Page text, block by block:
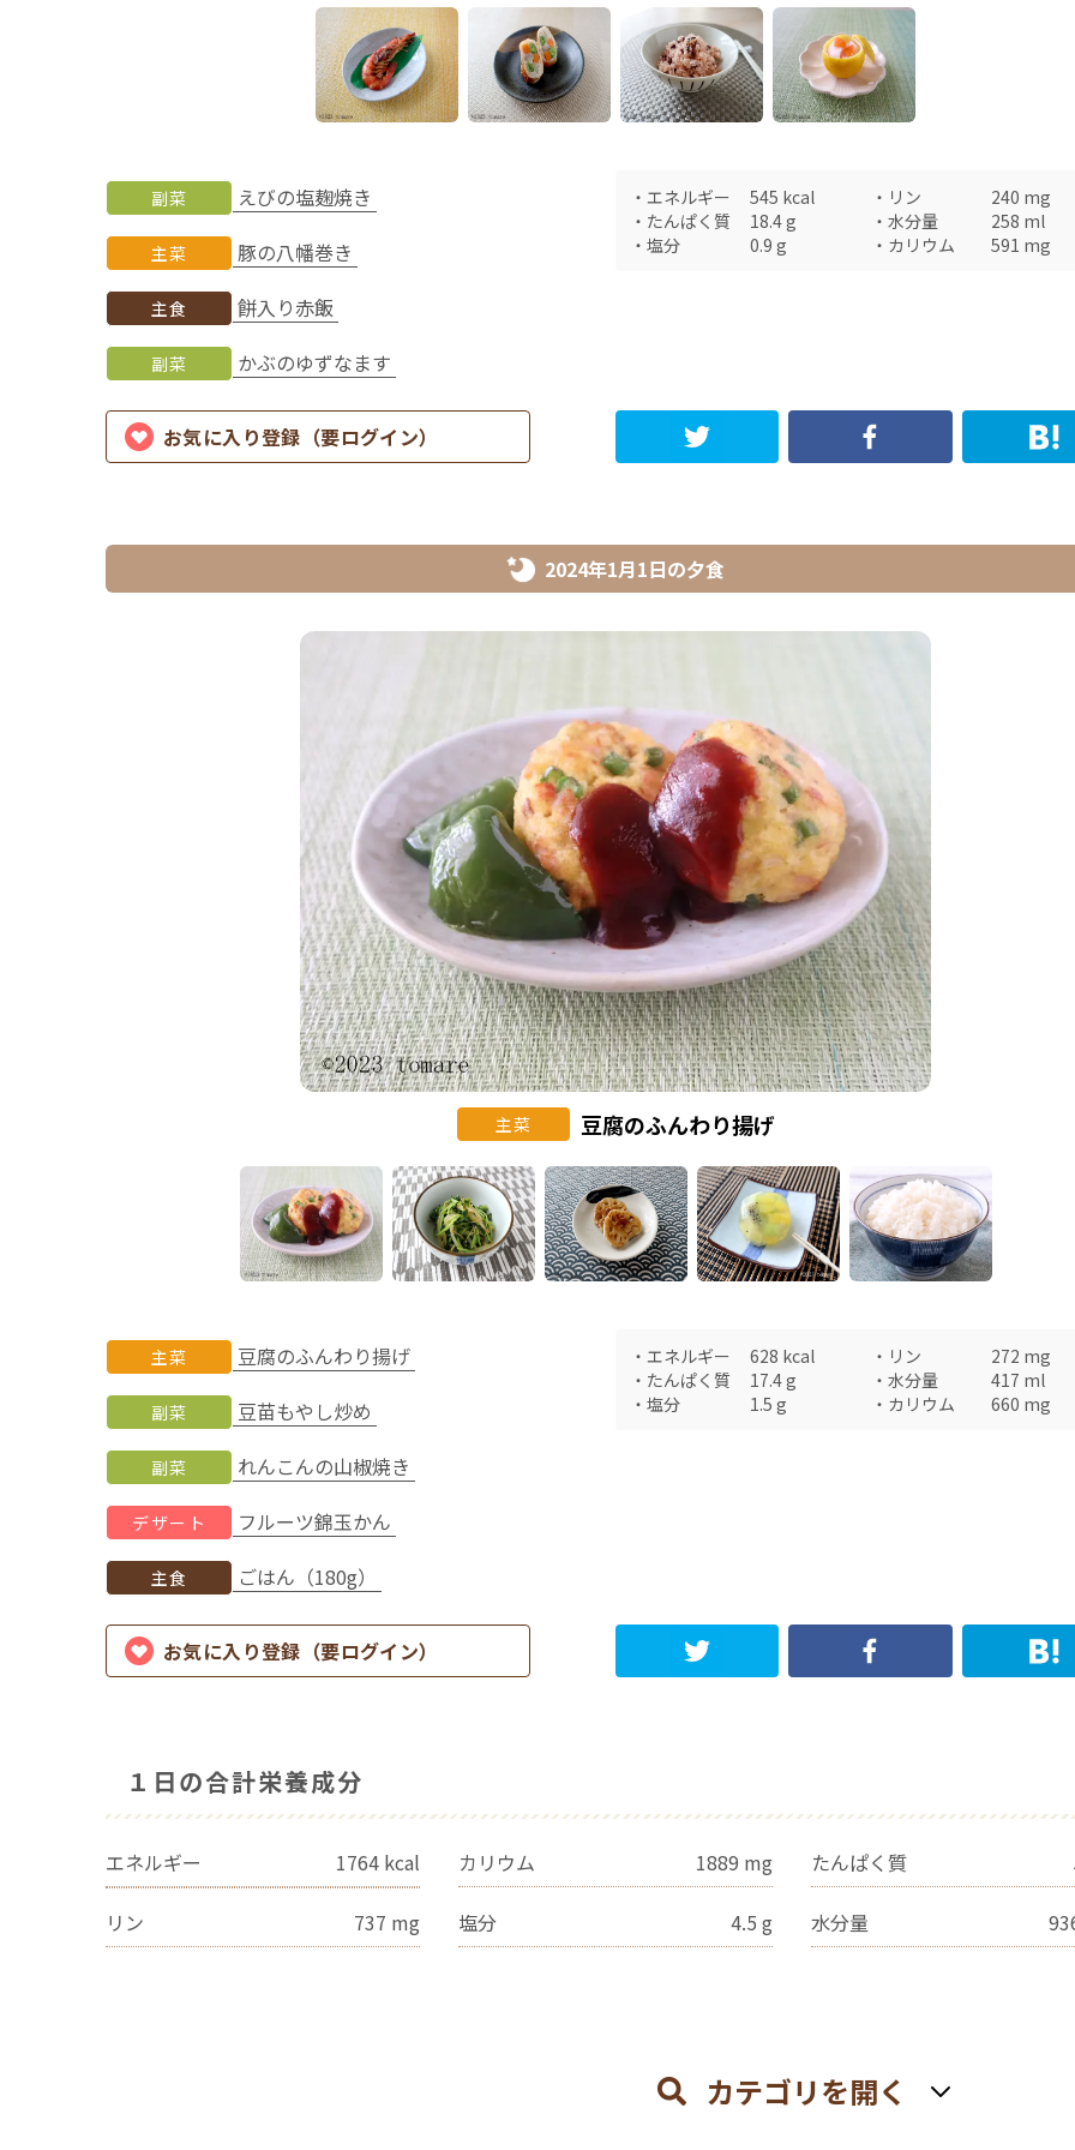
副菜 えびの塩麹焼き
主菜 豚の八幡巻き
主食 餅入り赤飯
副菜 かぶのゆずなます
・ エネルギー 545 kcal ・ リン 240 mg
・ たんぱく質 18.4g ・ 水分量 258 ml
・ 塩分 0.9 g ・ カリウム 591 mg
お気に入り登録（要ログイン）
2024年1月1日の夕食
主菜 豆腐のふんわり揚げ
主菜 豆腐のふんわり揚げ
副菜 豆苗もやし炒め
副菜 れんこんの山椒焼き
デザート フルーツ錦玉かん
主食 ごはん（180g）
・ エネルギー 628 kcal ・ リン 272 mg
・ たんぱく質 17.4g ・ 水分量 417 ml
・ 塩分 1.5 g ・ カリウム 660 mg
お気に入り登録（要ログイン）
１日の合計栄養成分
エネルギー 1764 kcal カリウム 1889 mg たんぱく質
リン 737 mg 塩分 4.5 g 水分量
カテゴリを開く